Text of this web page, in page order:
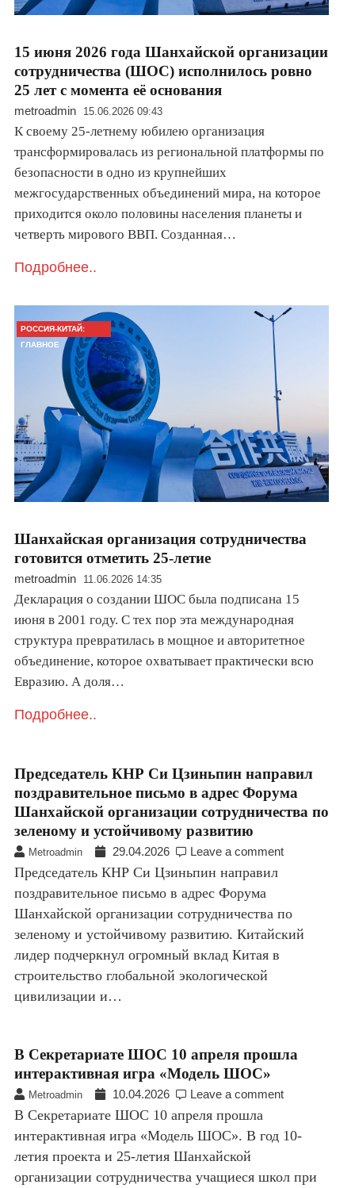
15 июня 2026 года Шанхайской организации
сотрудничества (ШОС) исполнилось ровно
25 лет с момента её основания
metroadmin 15.06.2026 09:43
К своему 25-летнему юбилею организация
трансформировалась из региональной платформы по
безопасности в одно из крупнейших
межгосударственных объединений мира, на которое
приходится около половины населения планеты и
четверть мирового ВВП. Созданная…
Подробнее..
РОССИЯ-КИТАЙ:
ГЛАВНОЕ
Шанхайская организация сотрудничества
готовится отметить 25-летие
metroadmin 11.06.2026 14:35
Декларация о создании ШОС была подписана 15
июня в 2001 году. С тех пор эта международная
структура превратилась в мощное и авторитетное
объединение, которое охватывает практически всю
Евразию. А доля…
Подробнее..
Председатель КНР Си Цзиньпин направил
поздравительное письмо в адрес Форума
Шанхайской организации сотрудничества по
зеленому и устойчивому развитию
Metroadmin 29.04.2026 Leave a comment
Председатель КНР Си Цзиньпин направил
поздравительное письмо в адрес Форума
Шанхайской организации сотрудничества по
зеленому и устойчивому развитию. Китайский
лидер подчеркнул огромный вклад Китая в
строительство глобальной экологической
цивилизации и…
В Секретариате ШОС 10 апреля прошла
интерактивная игра «Модель ШОС»
Metroadmin 10.04.2026 Leave a comment
В Секретариате ШОС 10 апреля прошла
интерактивная игра «Модель ШОС». В год 10-
летия проекта и 25-летия Шанхайской
организации сотрудничества учащиеся школ при